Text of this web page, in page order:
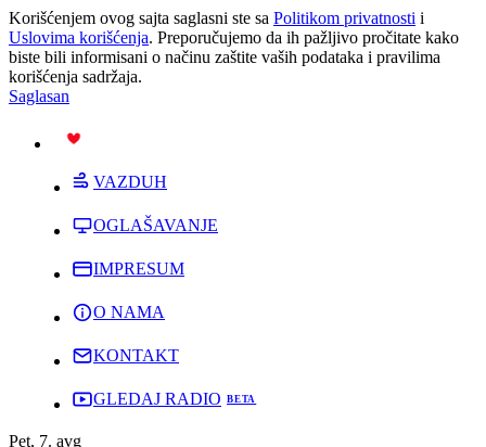
Korišćenjem ovog sajta saglasni ste sa Politikom privatnosti i
Uslovima korišćenja. Preporučujemo da ih pažljivo pročitate kako
biste bili informisani o načinu zaštite vaših podataka i pravilima
korišćenja sadržaja.
Saglasan
VAZDUH
OGLAŠAVANJE
IMPRESUM
O NAMA
KONTAKT
GLEDAJ RADIO
Pet, 7. avg